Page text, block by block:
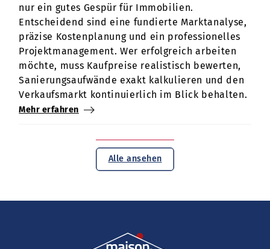
nur ein gutes Gespür für Immobilien.
Entscheidend sind eine fundierte Marktanalyse,
präzise Kostenplanung und ein professionelles
Projektmanagement. Wer erfolgreich arbeiten
möchte, muss Kaufpreise realistisch bewerten,
Sanierungsaufwände exakt kalkulieren und den
Verkaufsmarkt kontinuierlich im Blick behalten.
Mehr erfahren
Alle ansehen